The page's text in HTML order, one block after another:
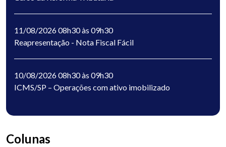
11/08/2026 08h30 às 09h30
Reapresentação - Nota Fiscal Fácil
10/08/2026 08h30 às 09h30
ICMS/SP – Operações com ativo imobilizado
Colunas